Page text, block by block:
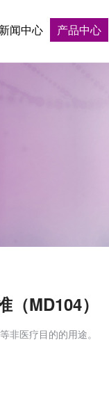
新闻中心 产品中心
MD104）
非医疗目的的用途。